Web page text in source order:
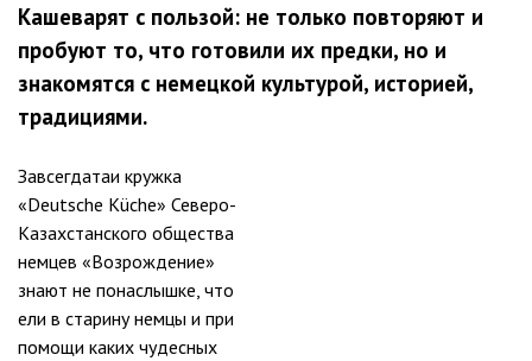
Кашеварят с пользой: не только повторяют и
пробуют то, что готовили их предки, но и
знакомятся с немецкой культурой, историей,
традициями.
Завсегдатаи кружка
«Deutsche Küche» Северо-
Казахстанского общества
немцев «Возрождение»
знают не понаслышке, что
ели в старину немцы и при
помощи каких чудесных